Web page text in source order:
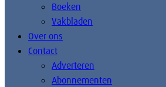
Boeken
Vakbladen
Over ons
Contact
Adverteren
Abonnementen